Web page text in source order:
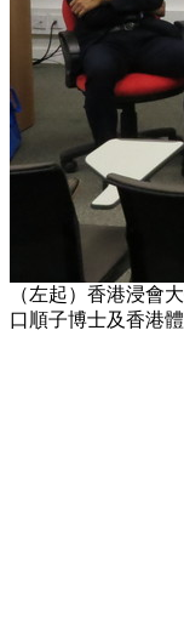
（左起）香港浸會
口順子博士及香港